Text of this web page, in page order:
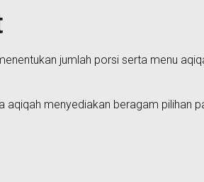
jumlah porsi serta menu
menyediakan beragam pilihan